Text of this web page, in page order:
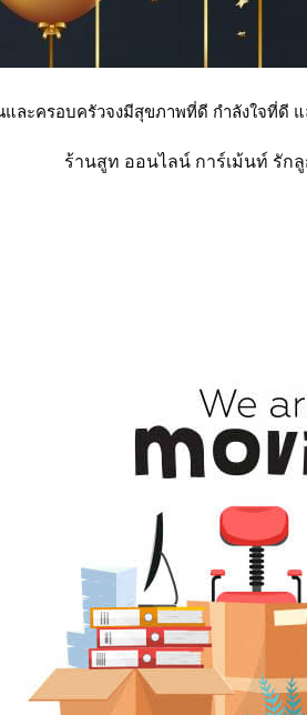
ละครอบครัวจงมีสุขภาพที่ดี กำลังใจที่ดี
ร้านสูท ออนไลน์ การ์เม้นท์ รั